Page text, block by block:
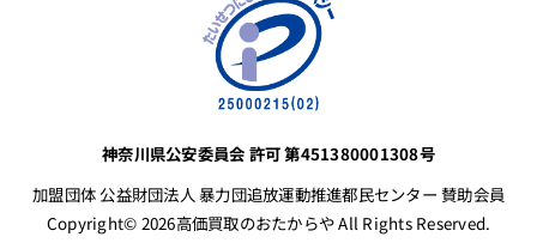
神奈川県公安委員会 許可 第451380001308号
加盟団体 公益財団法人 暴力団追放運動推進都民センター 賛助会員
Copyright© 2026高価買取のおたからや All Rights Reserved.